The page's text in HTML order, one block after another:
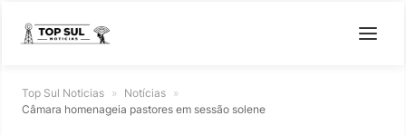
Top Sul Noticias » Notícias »
Câmara homenageia pastores em sessão solene